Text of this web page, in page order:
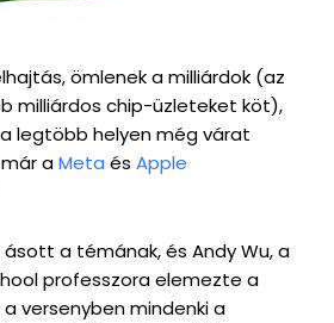
ömlenek a milliárdok (az
milliárdos chip-üzleteket köt),
legtöbb helyen még várat
aMeta és Apple
ásott a témának, és Andy Wu, a
professzora elemezte a
versenyben mindenki a